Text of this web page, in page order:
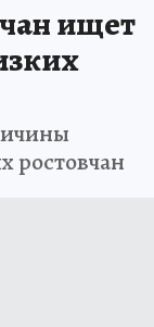
ищет
ростовчан